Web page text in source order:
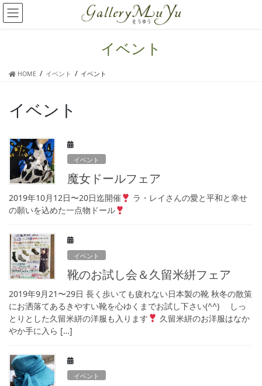
コ
ン
ナ
ビ
イベント
HOME イベント イベント
イベント
イベント
魔女ドールフェア
2019年10月12日〜20日迄開催
ラ・レイさんの愛と平和と幸せ
の願いを込めた一点物ドール
イベント
靴のお試し会＆久留米絣フェア
2019年9月21〜29日 長く歩いても疲れない日本製の靴 秋冬の散策
にお洒落てあるきやすい靴を心ゆくまでお試し下さい(^^) しっ
とりとした久留米絣の洋服も入ります
久留米絣のお洋服はなか
やか手に入ら […]
イベント